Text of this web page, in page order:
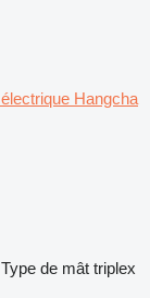
Hangcha
Type de mât triplex